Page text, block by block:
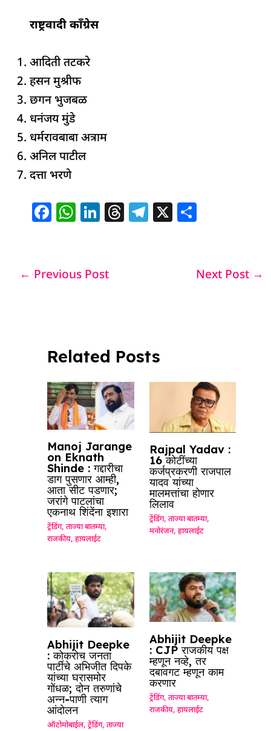
राष्ट्रवादी काँग्रेस
आदिती तटकरे
⁠हसन मुश्रीफ
⁠छगन भुजबळ
⁠धनंजय मुंडे
⁠धर्मरावबाबा अत्राम
⁠अनिल पाटील
⁠दत्ता भरणे
F
e
k
W
s
Li
e
T T X
e
← Previous Post Next Post →
Related Posts
Manoj Jarange
on Eknath
Shinde : गद्दारीचा
डाग पुसणार आम्ही,
आता सीट पडणार;
जरांगे पाटलांचा
एकनाथ शिंदेंना इशारा
ट्रेंडिंग,ताज्या बातम्या,
राजकीय,हायलाईट
Rajpal Yadav :
16 कोटींच्या
कर्जप्रकरणी राजपाल
यादव यांच्या
मालमत्तांचा होणार
लिलाव
ट्रेंडिंग, ताज्या बातम्या,
मनोरंजन, हायलाईट
Abhijit Deepke
: कोकरोच जनता
पार्टीचे अभिजीत दिपके
यांच्या घरासमोर
गोंधळ; दोन तरुणांचे
अन्न-पाणी त्याग
आंदोलन
ऑटोमोबाईल,ट्रेंडिंग,ताज्या
Abhijit Deepke
: CJP राजकीय पक्ष
म्हणून नव्हे, तर
दबावगट म्हणून काम
करणार
ट्रेंडिंग, ताज्या बातम्या,
राजकीय, हायलाईट